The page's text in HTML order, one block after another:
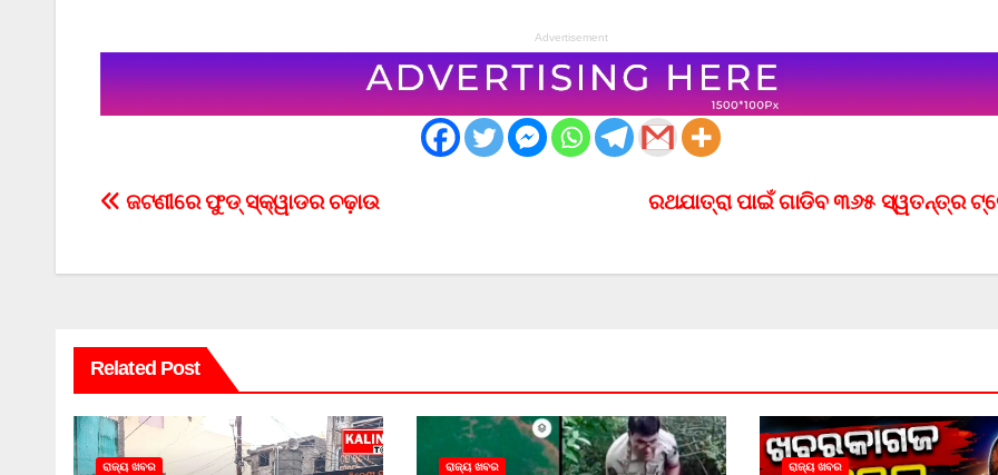
Advertisement
Post
ରଥଯାତ୍ରା ପାଇଁ ଗାଡିବ ୩୬୫ ସ୍ୱତନ୍ତ୍ର
ଜଟଣୀରେ ଫୁଡ୍ ସ୍କ୍ୱାଡର ଚଢ଼ାଉ
Related Post
ରାଜ୍ୟ ଖବର ରାଜ୍ୟ ଖବର ରାଜ୍ୟ ଖବର